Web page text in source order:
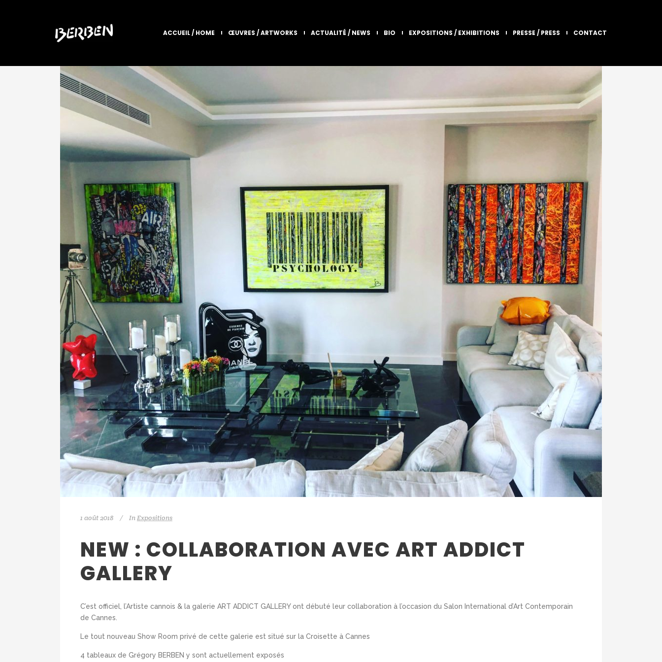
ACCUEIL / HOME ŒUVRES / ARTWORKS ACTUALITÉ / NEWS BIO EXPOSITIONS / EXHIBITIONS PRESSE / PRESS CONTACT
1 août 2018 In Expositions
NEW : COLLABORATION AVEC ART ADDICT
GALLERY
C’est officiel, l’Artiste cannois & la galerie ART ADDICT GALLERY ont débuté leur collaboration à l’occasion du Salon International d’Art Contemporain
de Cannes.
Le tout nouveau Show Room privé de cette galerie est situé sur la Croisette à Cannes
4 tableaux de Grégory BERBEN y sont actuellement exposés